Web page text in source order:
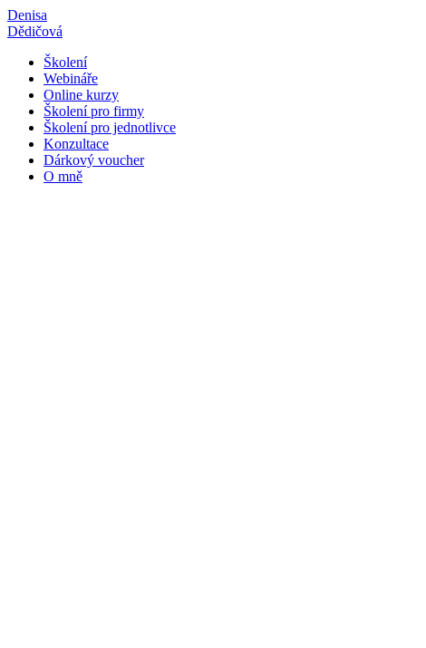
Přejít
k
Denisa
Dědičová
Školení
Webináře
Online kurzy
Školení pro firmy
Školení pro jednotlivce
Konzultace
Dárkový voucher
O mně